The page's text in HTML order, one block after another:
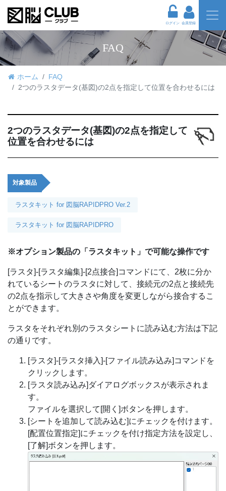
ログイン 会員登録
FAQ
ホーム
FAQ
2つのラスタデータ(基図)の2点を指定して位置を合わせるには
2つのラスタデータ(基図)の2点を指定して
位置を合わせるには
対象製品
ラスタキット for 図脳RAPIDPRO Ver.2
ラスタキット for 図脳RAPIDPRO
※オプション製品の「ラスタキット」で可能な操作です
[ラスタ]-[ラスタ編集]-[2点接合]コマンドにて、2枚に分か
れているシートのラスタに対して、接続元の2点と接続先
の2点を指示して大きさや角度を変更しながら接合するこ
とができます。
ラスタをそれぞれ別のラスタシートに読み込む方法は下記
の通りです。
[ラスタ]-[ラスタ挿入]-[ファイル読み込み]コマンドを
クリックします。
[ラスタ読み込み]ダイアログボックスが表示されま
す。
ファイルを選択して[開く]ボタンを押します。
[シートを追加して読み込む]にチェックを付けます。
[配置位置指定]にチェックを付け指定方法を設定し、
[了解]ボタンを押します。